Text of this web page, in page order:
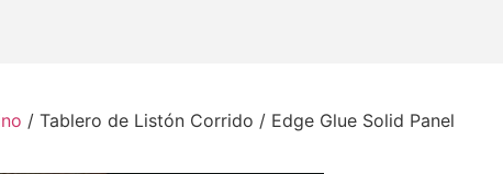
/ Tablero de Listón Corrido / Edge Glue Solid Panel